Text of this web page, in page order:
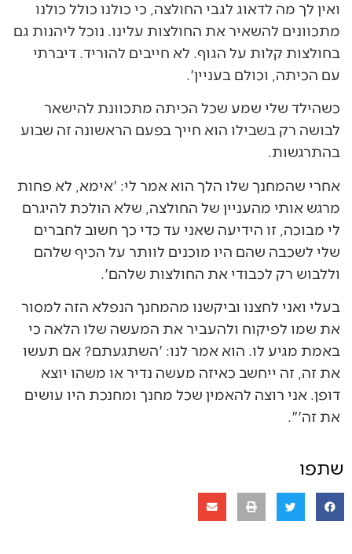
ואין לך מה לדאוג לגבי החולצה, כי כולנו כולל כולנו
מתכוונים להשאיר את החולצות עלינו. נוכל ליהנות גם
בחולצות קלות על הגוף. לא חייבים להוריד. דיברתי
עם הכיתה, וכולם בעניין'.
כשהילד שלי שמע שכל הכיתה מתכוונת להישאר
לבושה רק בשבילו הוא חייך בפעם הראשונה זה שבוע
בהתרגשות.
אחרי שהמחנך שלו הלך הוא אמר לי: 'אימא, לא פחות
מרגש אותי מהעניין של החולצה, שלא הולכת להיגרם
לי מבוכה, זו הידיעה שאני עד כדי כך חשוב לחברים
שלי לשכבה שהם היו מוכנים לוותר על הכיף שלהם
וללבוש רק לכבודי את החולצות שלהם'.
בעלי ואני לחצנו וביקשנו מהמחנך הנפלא הזה למסור
את שמו לפיקוח ולהעביר את המעשה שלו הלאה כי
באמת מגיע לו. הוא אמר לנו: 'השתגעתם? אם תעשו
את זה, זה ייחשב כאיזה מעשה נדיר או משהו יוצא
דופן. אני רוצה להאמין שכל מחנך ומחנכת היו עושים
את זה'".
שתפו